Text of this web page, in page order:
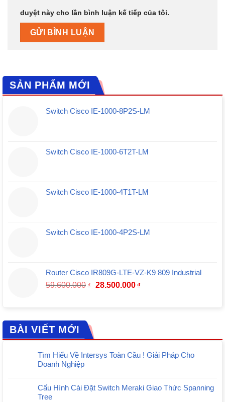
duyệt này cho lần bình luận kế tiếp của tôi.
SẢN PHẨM MỚI
Switch Cisco IE-1000-8P2S-LM
Switch Cisco IE-1000-6T2T-LM
Switch Cisco IE-1000-4T1T-LM
Switch Cisco IE-1000-4P2S-LM
Router Cisco IR809G-LTE-VZ-K9 809 Industrial
59.600.000 ₫ Giá
28.500.000 ₫Giá
BÀI VIẾT MỚI
Tìm Hiểu Về Intersys Toàn Cầu ! Giải Pháp Cho
Doanh Nghiệp
Cấu Hình Cài Đặt Switch Meraki Giao Thức Spanning
Tree